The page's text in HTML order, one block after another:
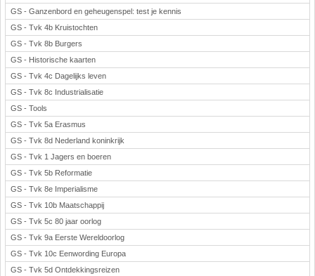
GS - Ganzenbord en geheugenspel: test je kennis
GS - Tvk 4b Kruistochten
GS - Tvk 8b Burgers
GS - Historische kaarten
GS - Tvk 4c Dagelijks leven
GS - Tvk 8c Industrialisatie
GS - Tools
GS - Tvk 5a Erasmus
GS - Tvk 8d Nederland koninkrijk
GS - Tvk 1 Jagers en boeren
GS - Tvk 5b Reformatie
GS - Tvk 8e Imperialisme
GS - Tvk 10b Maatschappij
GS - Tvk 5c 80 jaar oorlog
GS - Tvk 9a Eerste Wereldoorlog
GS - Tvk 10c Eenwording Europa
GS - Tvk 5d Ontdekkingsreizen